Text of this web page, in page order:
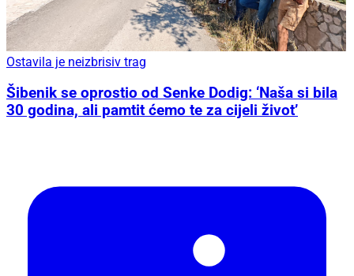
Ostavila je neizbrisiv trag
Šibenik se oprostio od Senke Dodig: ‘Naša si bila
30 godina, ali pamtit ćemo te za cijeli život’